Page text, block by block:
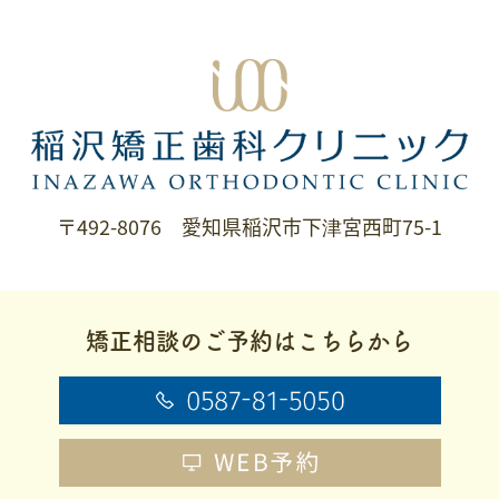
〒492-8076 愛知県稲沢市下津宮西町75-1
矯正相談のご予約はこちらから